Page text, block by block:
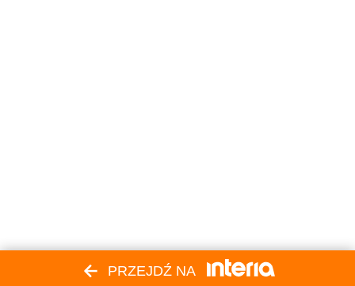
PRZEJDŹ NA